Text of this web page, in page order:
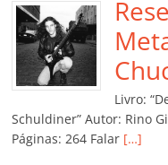
b
o
o
k
A
Livro:
Schuldiner” Autor: Rino
Páginas: 264 Falar […]